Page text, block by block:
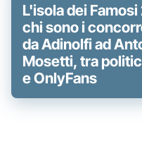
L'isola dei
chi sono i
da Adinolfi ad
Mosetti, tra
e OnlyFans